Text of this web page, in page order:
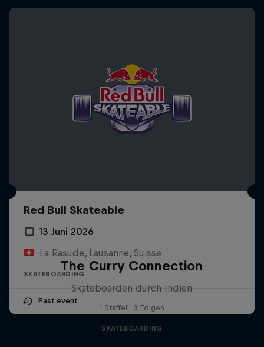
Red Bull Skateable
13 Juni 2026
La Rasude, Lausanne, Suisse
SKATEBOARDING
Past event
The Curry Connection
Skateboarden durch Indien
1 Staffel · 3 Folgen
SKATEBOARDING